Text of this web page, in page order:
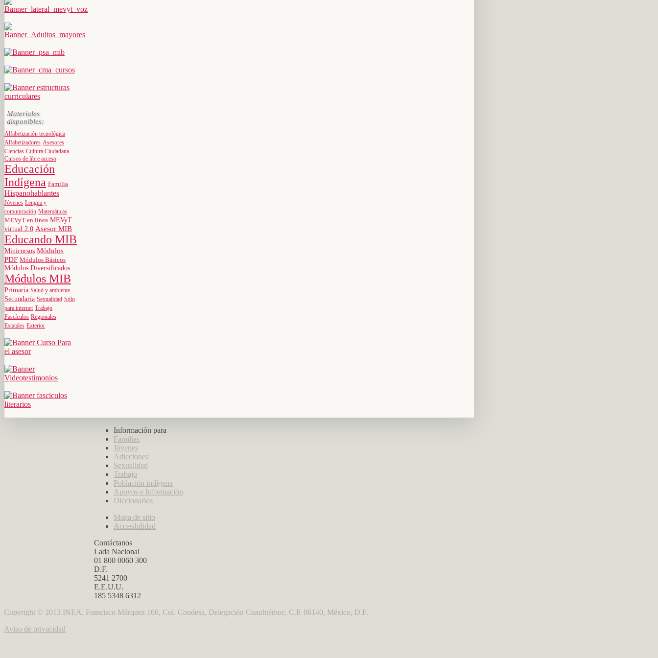
Materiales
disponibles:
Alfabetización tecnológica
Alfabetizadores Asesores
Ciencias Cultura Ciudadana
Cursos de libre acceso
Educación
Indígena Familia
Hispanohablantes
Jóvenes Lengua y
comunicación Matemáticas
MEVyT en línea MEVyT
virtual 2.0 Asesor MIB
Educando MIB
Minicursos Módulos
PDF Módulos Básicos
Módulos Diversificados
Módulos MIB
Primaria Salud y ambiente
Secundaria Sexualidad Sólo
para internet Trabajo
Fascículos Regionales
Estatales Exterior
Información para
Familias
Jóvenes
Adicciones
Sexualidad
Trabajo
Población indígena
Apoyos e Información
Diccionarios
Mapa de sitio
Accesibilidad
Contáctanos
Lada Nacional
01 800 0060 300
D.F.
5241 2700
E.E.U.U.
185 5348 6312
Copyright © 2013 INEA. Francisco Márquez 160, Col. Condesa, Delegación Cuauhtémoc, C.P. 06140, México, D.F.
Aviso de privacidad